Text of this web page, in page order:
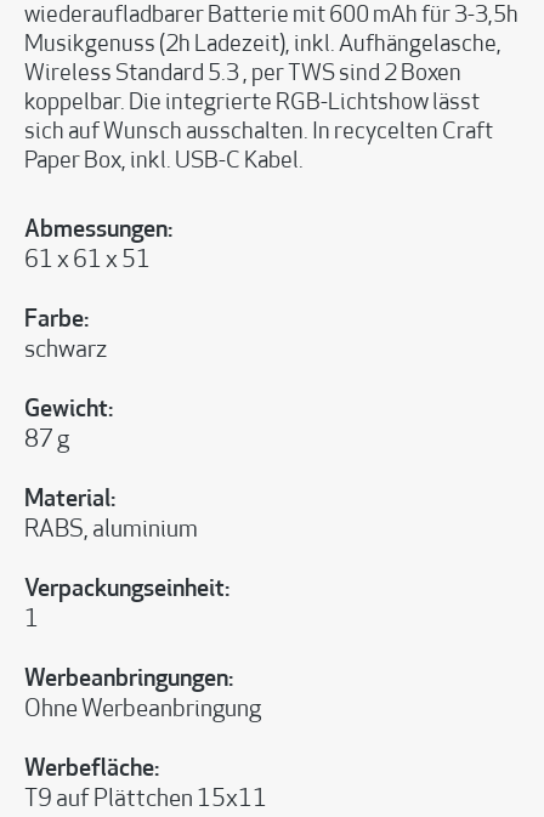
wiederaufladbarer Batterie mit 600 mAh für 3-3,5h
Musikgenuss (2h Ladezeit), inkl. Aufhängelasche,
Wireless Standard 5.3 , per TWS sind 2 Boxen
koppelbar. Die integrierte RGB-Lichtshow lässt
sich auf Wunsch ausschalten. In recycelten Craft
Paper Box, inkl. USB-C Kabel.
Abmessungen:
61 x 61 x 51
Farbe:
schwarz
Gewicht:
87 g
Material:
RABS, aluminium
Verpackungseinheit:
1
Werbeanbringungen:
Ohne Werbeanbringung
Werbefläche:
T9 auf Plättchen 15x11